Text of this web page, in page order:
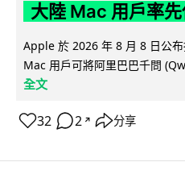
大陸 Mac 用戶率先
Apple 於 2026 年 8 月 8 日公
Mac 用戶可將阿里巴巴千問
全文
32 2 ↗ 分享